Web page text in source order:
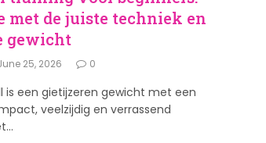
met de juiste techniek en
gewicht
25, 2026 0
is een gietijzeren gewicht met een
veelzijdig en verrassend